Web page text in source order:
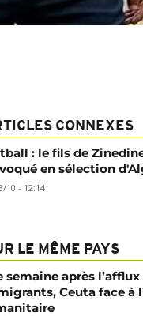
CONNEXES
: le fils de
en sélection
10 - 12:14
LE MÊME PAYS
semaine après
Ceuta face à